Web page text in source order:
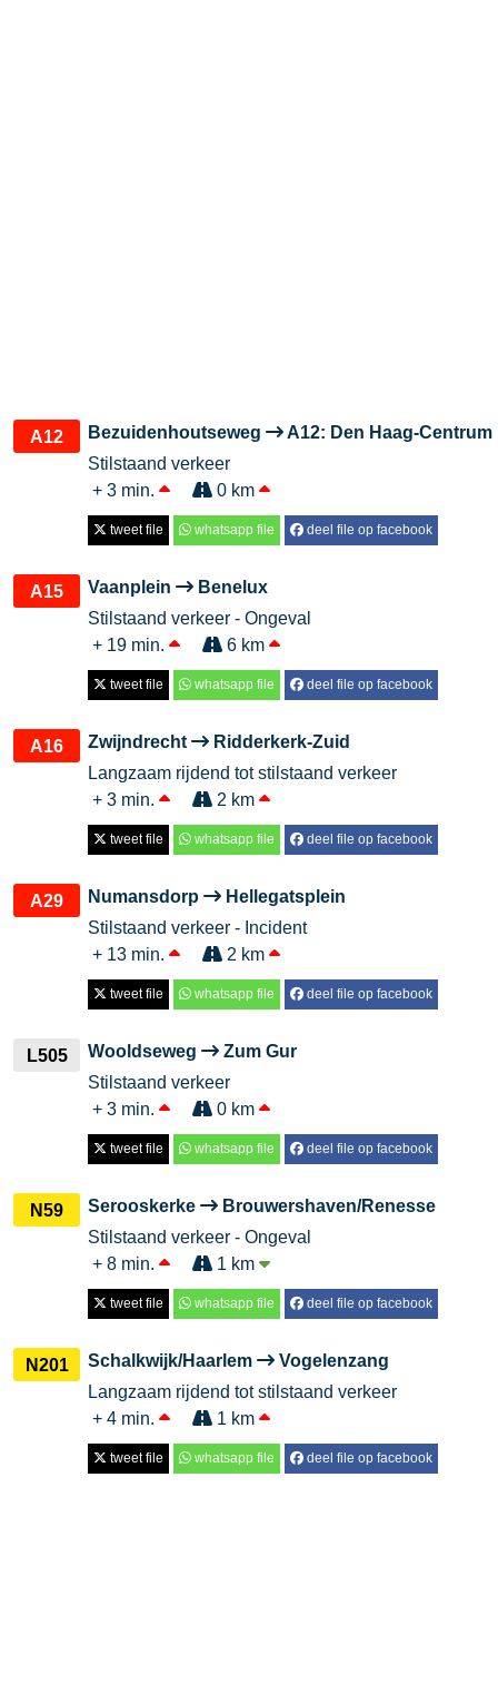
A12 Bezuidenhoutseweg
A12: Den Haag-Centrum
Stilstaand verkeer
+ 3 min.
0 km
tweet file whatsapp file deel file op facebook
A15 Vaanplein
Benelux
Stilstaand verkeer - Ongeval
+ 19 min.
6 km
tweet file whatsapp file deel file op facebook
A16 Zwijndrecht
Ridderkerk-Zuid
Langzaam rijdend tot stilstaand verkeer
+ 3 min.
2 km
tweet file whatsapp file deel file op facebook
A29 Numansdorp
Hellegatsplein
Stilstaand verkeer - Incident
+ 13 min.
2 km
tweet file whatsapp file deel file op facebook
L505 Wooldseweg
Zum Gur
Stilstaand verkeer
+ 3 min.
0 km
tweet file whatsapp file deel file op facebook
N59 Serooskerke
Brouwershaven/Renesse
Stilstaand verkeer - Ongeval
+ 8 min.
1 km
tweet file whatsapp file deel file op facebook
N201 Schalkwijk/Haarlem
Vogelenzang
Langzaam rijdend tot stilstaand verkeer
+ 4 min.
1 km
tweet file whatsapp file deel file op facebook